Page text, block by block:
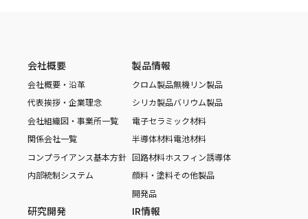
会社概要
会社概要・沿革
代表挨拶・企業理念
会社組織図・事業所一覧
関係会社一覧
コンプライアンス基本方針
内部統制システム
製品情報
クロム製品無機リン製品
シリカ製品バリウム製品
電子セラミック材料
半導体材料電池材料
回路材料ホスフィン誘導体
顔料・塗料その他製品
開発品
研究開発 IR情報